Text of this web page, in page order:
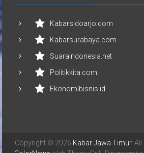
Kabarsidoarjo.com
Kabarsurabaya.com
Suaraindonesia.net
Politikkita.com
Ekonomibisnis.id
Copyright © 2026 Kabar Jawa Timur. All